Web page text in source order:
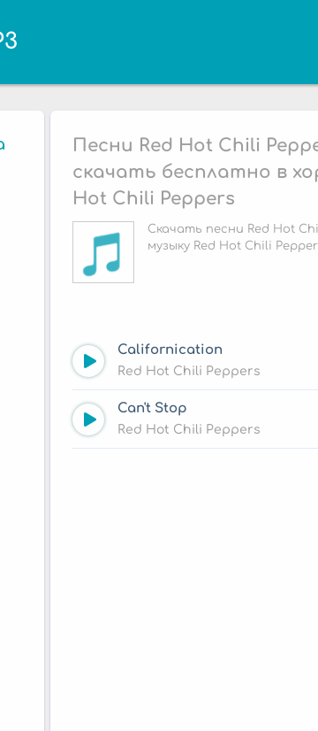
Песни Red Hot Chili
скачать бесплатно в
Hot Chili Peppers
Скачать песни Red Hot
музыку Red Hot Chili
Californication
Red Hot Chili Peppers
Can't Stop
Red Hot Chili Peppers